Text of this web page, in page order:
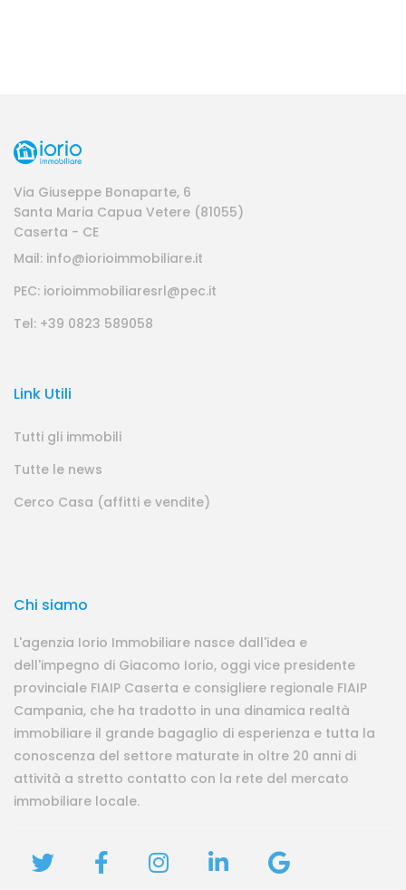
Via Giuseppe Bonaparte, 6
Santa Maria Capua Vetere (81055)
Caserta - CE
Mail: info@iorioimmobiliare.it
PEC: iorioimmobiliaresrl@pec.it
Tel: +39 0823 589058
Link Utili
Tutti gli immobili
Tutte le news
Cerco Casa (affitti e vendite)
Chi siamo
L'agenzia Iorio Immobiliare nasce dall'idea e
dell'impegno di Giacomo Iorio, oggi vice presidente
provinciale FIAIP Caserta e consigliere regionale FIAIP
Campania, che ha tradotto in una dinamica realtà
immobiliare il grande bagaglio di esperienza e tutta la
conoscenza del settore maturate in oltre 20 anni di
attività a stretto contatto con la rete del mercato
immobiliare locale.